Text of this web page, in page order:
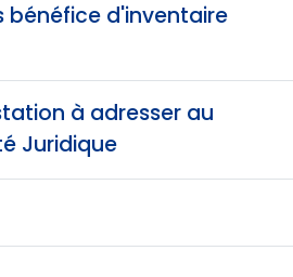
d'inventaire
à adresser au
Juridique